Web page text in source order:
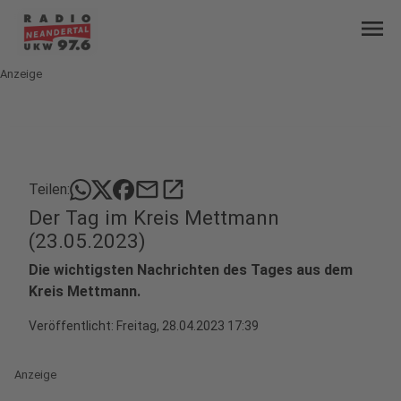
menu
Anzeige
Teilen: mailopen_in_new
Der Tag im Kreis Mettmann
(23.05.2023)
Die wichtigsten Nachrichten des Tages aus dem
Kreis Mettmann.
Veröffentlicht: Freitag, 28.04.2023 17:39
Anzeige